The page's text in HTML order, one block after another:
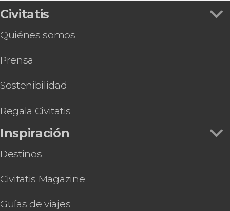
Civitatis
Quiénes somos
Prensa
Sostenibilidad
Regala Civitatis
Inspiración
Destinos
Civitatis Magazine
Guías de viajes